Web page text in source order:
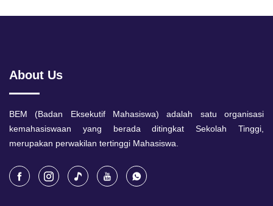
About Us
BEM (Badan Eksekutif Mahasiswa) adalah satu organisasi
kemahasiswaan yang berada ditingkat Sekolah Tinggi,
merupakan perwakilan tertinggi Mahasiswa.